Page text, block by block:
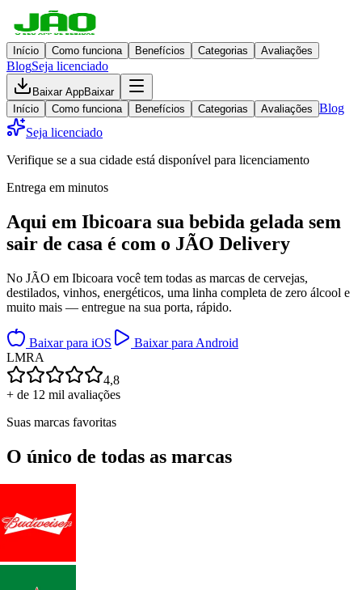
Início Como funciona Benefícios Categorias Avaliações
BlogSeja licenciado
Baixar AppBaixar
Início
Como funciona Benefícios Categorias Avaliações Blog
Seja licenciado
Verifique se a sua cidade está disponível para licenciamento
Entrega em minutos
Aqui em Ibicoara sua bebida gelada sem
sair de casa é com o JÃO Delivery
No JÃO em Ibicoara você tem todas as marcas de cervejas,
destilados, vinhos, energéticos, uma linha completa de zero álcool e
muito mais — entregue na sua porta, rápido.
Baixar para iOS
Baixar para Android
LMRA
4,8
+ de 12 mil avaliações
Suas marcas favoritas
O único de todas as marcas